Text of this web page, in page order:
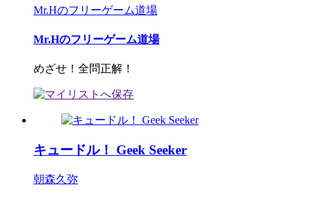
Mr.Hのフリーゲーム道場
Mr.Hのフリーゲーム道場
めざせ！全問正解！
キュードル！ Geek Seeker
朝森久弥